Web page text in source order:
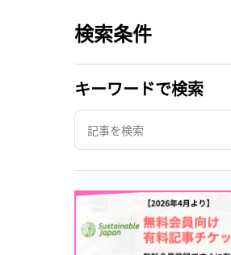
検索条件
キーワードで検索